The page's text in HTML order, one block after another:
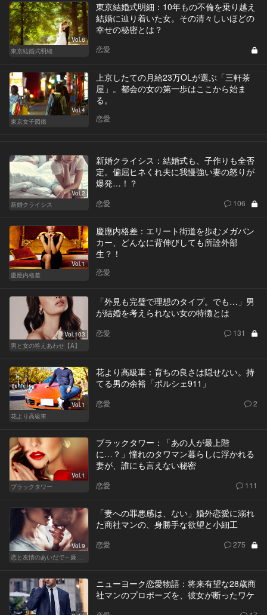
Vol.6
東京結婚式明細
東京結婚式明細：10年もの不倫を乗り越え
結婚に辿り着いた女。その清々しいほどの
幸せの秘密とは？
恋愛
Vol.4
東京女子図鑑
上京したての月給23万OLが選ぶ「三軒茶
屋」。都会の女の第一歩はここから始ま
る。
恋愛
Vol.2
新婚クライシス
新婚クライシス：結婚式も、子作りも全否
定。偏屈ヒネくれ夫に我慢強い妻の怒りが
爆発…！？
恋愛 106
Vol.1
慶應内格差
慶應内格差：エリート街道を歩むメガバン
カー、どんなに背伸びしても所詮外部
生？！
恋愛
Vol.103
男と女の答えあわせ【A】
「外見も完璧で理想のタイプ。でも…」男
が結婚を考えられない女の特徴とは
恋愛 131
Vol.1
花より高級車
花より高級車：育ちの良さは隠せない。持
てる男の余裕「ポルシェ911」
恋愛 2
Vol.1
ブラックタワー
ブラックタワー：「あの人が最上階
に…？」憧れのタワマン暮らしに浮かれる
妻が、誰にも言えない秘密
恋愛 111
Vol.9
恋と友情のあいだで～廉 Ver.～
「妻への罪悪感は、ない」婚外恋愛に溺れ
た商社マンの、身勝手な欲望と小細工
恋愛 275
ニューヨーク恋愛物語：将来有望な28歳商
社マンのプロポーズを、彼女が断ったワケ